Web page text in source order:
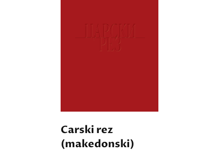
Carski rez
(makedonski)